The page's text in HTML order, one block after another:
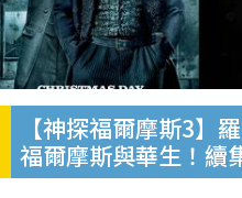
【神探福爾摩斯3】
福爾摩斯與華生！續